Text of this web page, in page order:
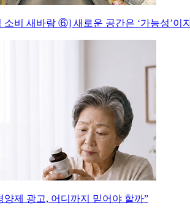
소비 새바람 ⑥] 새로운 공간은 ‘가능성’이
양제 광고, 어디까지 믿어야 할까”